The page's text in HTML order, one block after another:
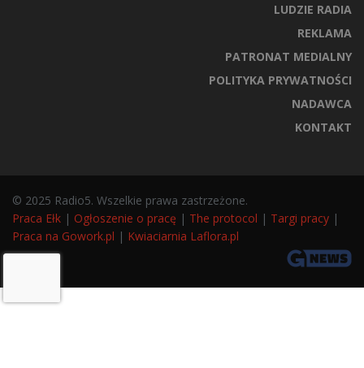
LUDZIE RADIA
REKLAMA
PATRONAT MEDIALNY
POLITYKA PRYWATNOŚCI
NADAWCA
KONTAKT
© 2025 Radio5. Wszelkie prawa zastrzeżone.
Praca Ełk | Ogłoszenie o pracę | The protocol | Targi pracy |
Praca na Gowork.pl | Kwiaciarnia Laflora.pl